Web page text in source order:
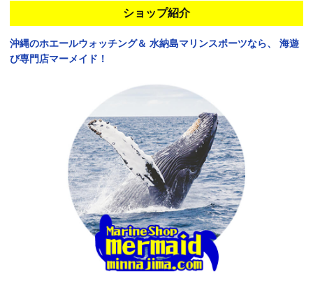
ショップ紹介
沖縄のホエールウォッチング＆ 水納島マリンスポーツなら、
海遊
び専門店マーメイド！